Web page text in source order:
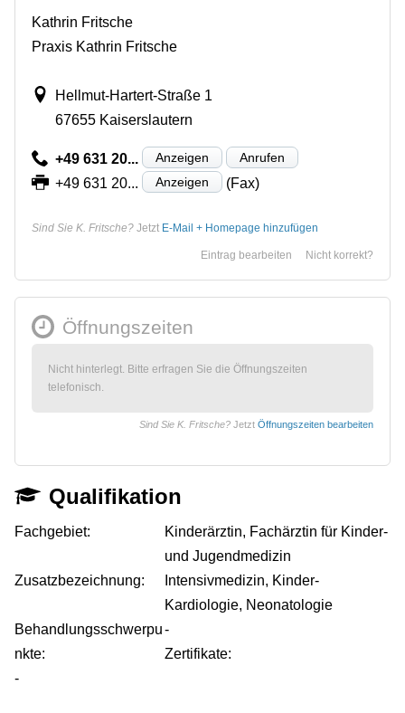
Kathrin Fritsche
Praxis Kathrin Fritsche
Hellmut-Hartert-Straße 1
67655 Kaiserslautern
+49 631 20... Anzeigen Anrufen
+49 631 20... Anzeigen (Fax)
Sind Sie K. Fritsche? Jetzt E-Mail + Homepage hinzufügen
Nicht korrekt?
Eintrag bearbeiten
Öffnungszeiten
Nicht hinterlegt. Bitte erfragen Sie die Öffnungszeiten
telefonisch.
Sind Sie K. Fritsche? Jetzt Öffnungszeiten bearbeiten
Qualifikation
Fachgebiet:
Kinderärztin, Fachärztin für Kinder-
und Jugendmedizin
Zusatzbezeichnung:
Intensivmedizin, Kinder-
Kardiologie, Neonatologie
Behandlungsschwerpu
nkte:
-
Zertifikate:
-